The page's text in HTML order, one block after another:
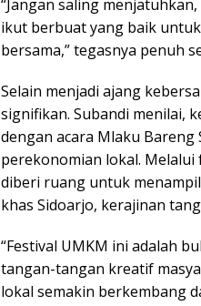
“Jangan saling
ikut berbuat yang baik
bersama,” tegasnya penuh
Selain menjadi ajang
signifikan. Subandi menilai,
dengan acara Mlaku
perekonomian lokal. Melalui
diberi ruang untuk
khas Sidoarjo, kerajinan
“Festival UMKM ini adalah
tangan-tangan kreatif
lokal semakin berkembang